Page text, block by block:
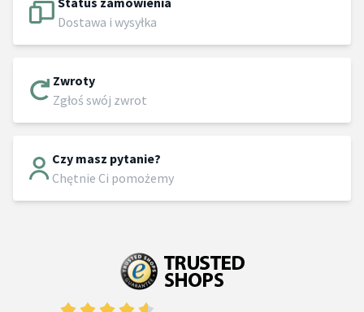
Dostawa i wysyłka
Zwroty
Zgłoś swój zwrot
Czy masz pytanie?
Chętnie Ci pomożemy